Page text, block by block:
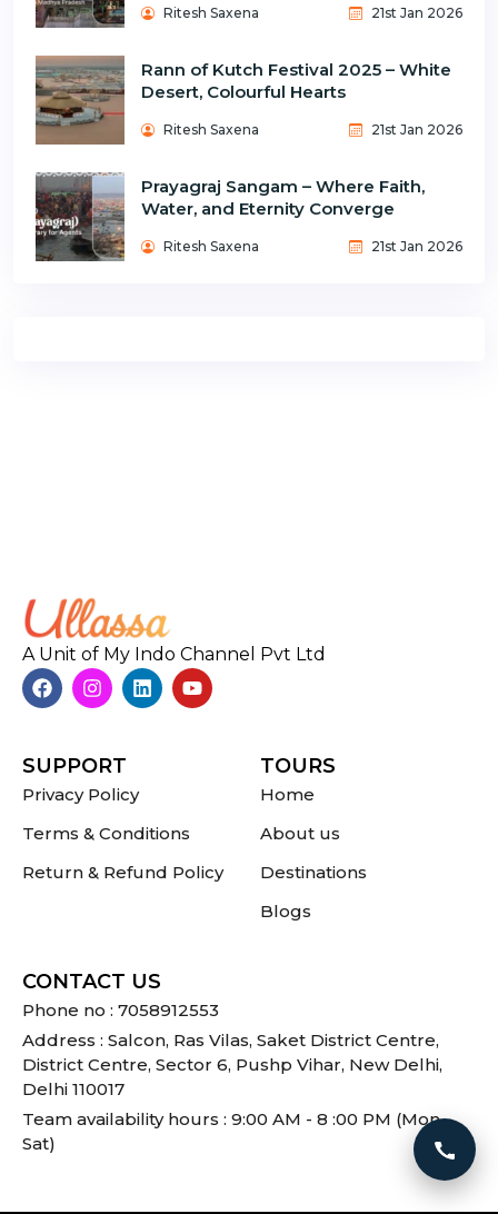
Ritesh Saxena 21st Jan 2026
Rann of Kutch Festival 2025 – White
Desert, Colourful Hearts
Ritesh Saxena 21st Jan 2026
Prayagraj Sangam – Where Faith,
Water, and Eternity Converge
Ritesh Saxena 21st Jan 2026
A Unit of My Indo Channel Pvt Ltd
SUPPORT
Privacy Policy
Terms & Conditions
Return & Refund Policy
TOURS
Home
About us
Destinations
Blogs
CONTACT US
Phone no : 7058912553
Address : Salcon, Ras Vilas, Saket District Centre,
District Centre, Sector 6, Pushp Vihar, New Delhi,
Delhi 110017
Team availability hours : 9:00 AM - 8 :00 PM (Mon -
Sat)
Call